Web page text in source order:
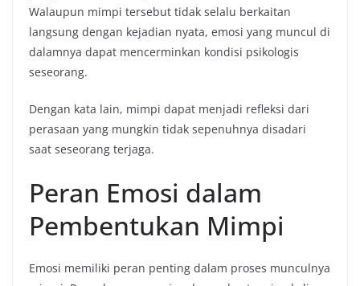
Walaupun mimpi tersebut tidak selalu berkaitan
langsung dengan kejadian nyata, emosi yang muncul di
dalamnya dapat mencerminkan kondisi psikologis
seseorang.
Dengan kata lain, mimpi dapat menjadi refleksi dari
perasaan yang mungkin tidak sepenuhnya disadari
saat seseorang terjaga.
Peran Emosi dalam
Pembentukan Mimpi
Emosi memiliki peran penting dalam proses munculnya